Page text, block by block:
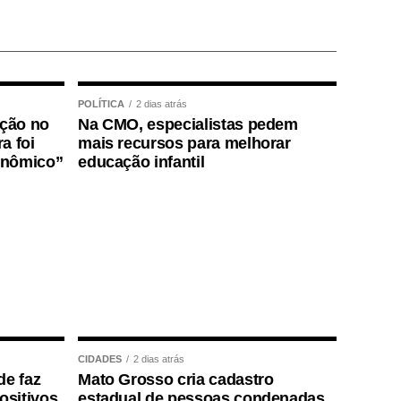
no
foi
POLÍTICA 2 dias atrás
Na CMO, especialistas pedem
mais recursos para melhorar
educação infantil
faz
CIDADES 2 dias atrás
Mato Grosso cria cadastro